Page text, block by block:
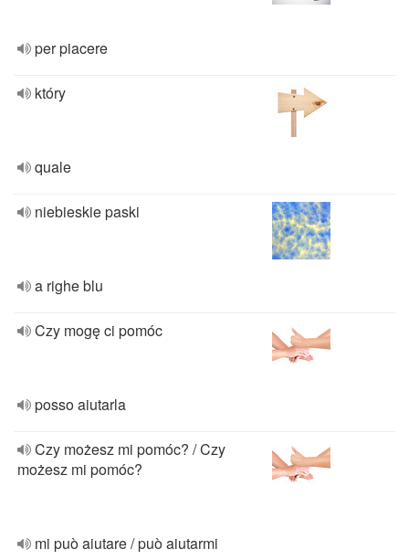
per piacere
który
quale
niebieskie paski
a righe blu
Czy mogę ci pomóc
posso aiutarla
Czy możesz mi pomóc? / Czy
możesz mi pomóc?
mi può aiutare / può aiutarmi